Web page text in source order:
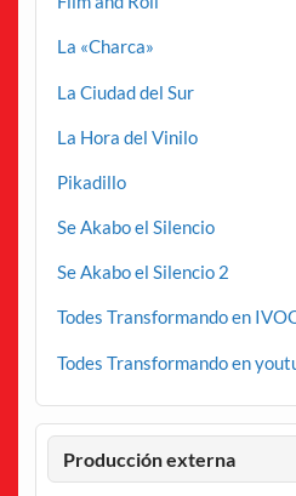
La «Charca»
La Ciudad del Sur
La Hora del Vinilo
Pikadillo
Se Akabo el Silencio
Se Akabo el Silencio 2
Todes Transformando en
Todes Transformando en
Producción externa